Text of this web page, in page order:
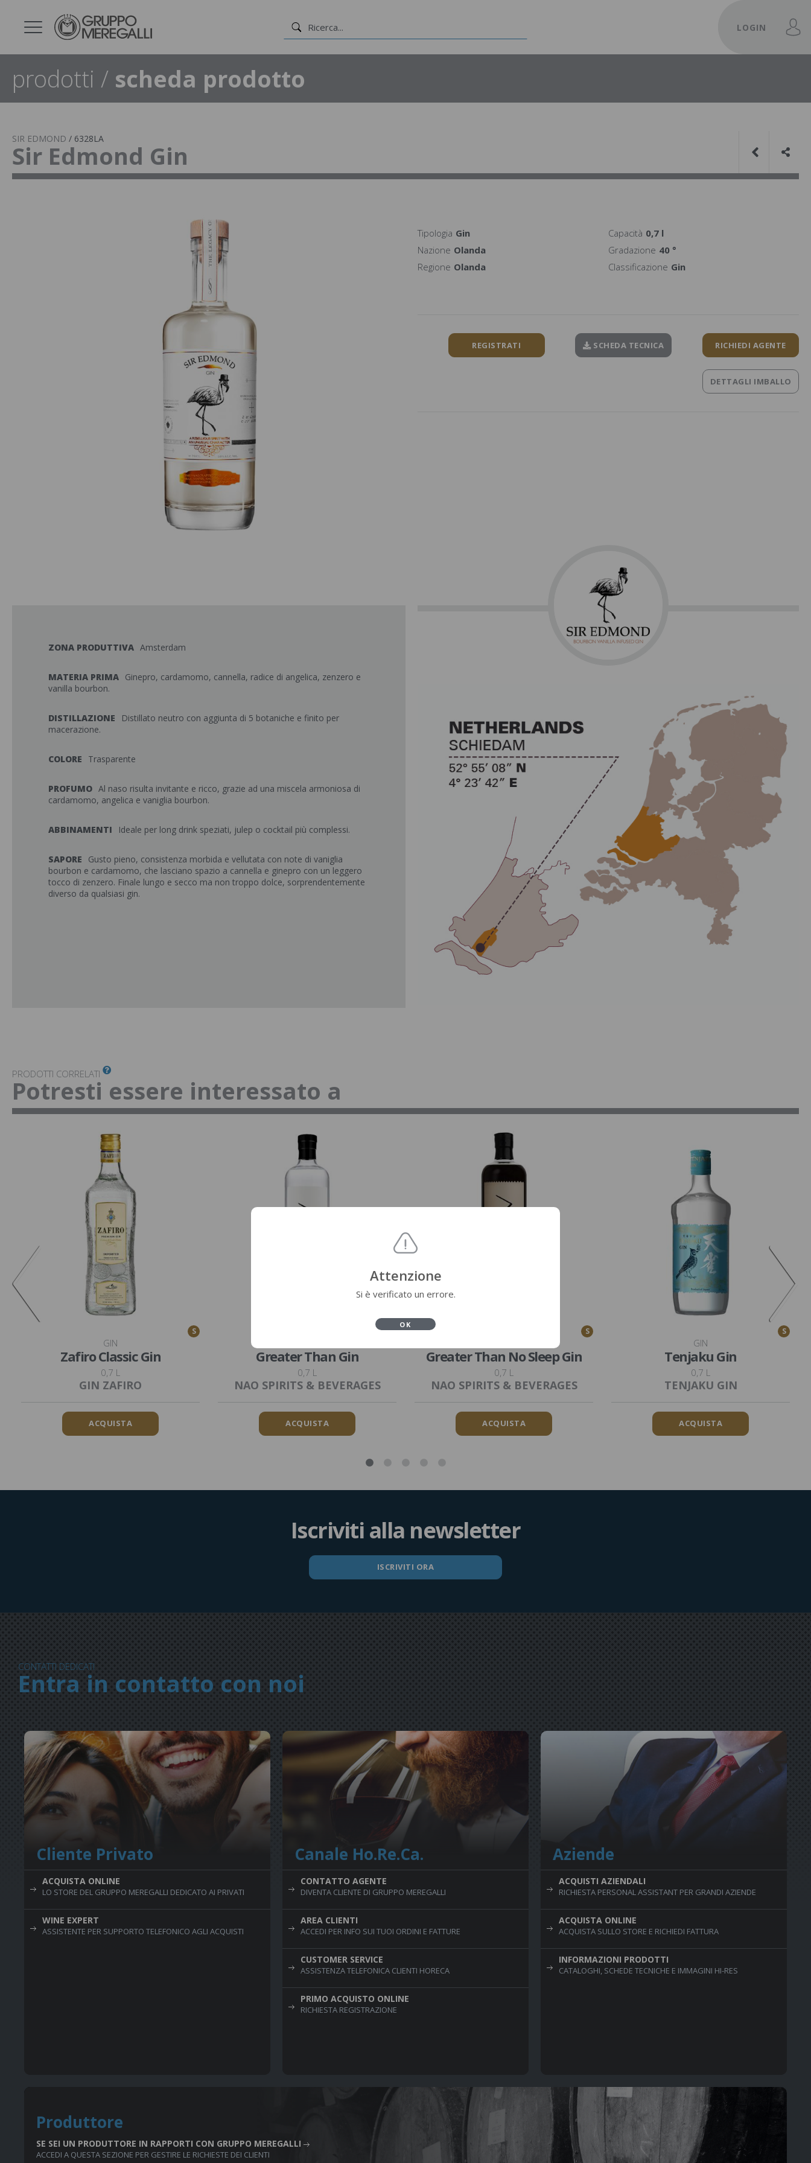
LOGIN
prodotti / scheda prodotto
SIR EDMOND / 6328LA
Sir Edmond Gin
Tipologia Gin Capacità 0,7 l
Nazione Olanda Gradazione 40 °
Regione Olanda Classificazione Gin
REGISTRATI SCHEDA TECNICA RICHIEDI AGENTE
DETTAGLI IMBALLO
ZONA PRODUTTIVA Amsterdam
MATERIA PRIMA Ginepro, cardamomo, cannella, radice di angelica, zenzero e
vanilla bourbon.
DISTILLAZIONE
Distillato neutro con aggiunta di 5 botaniche e finito per
macerazione.
COLORE Trasparente
PROFUMO Al naso risulta invitante e ricco, grazie ad una miscela armoniosa di
cardamomo, angelica e vaniglia bourbon.
ABBINAMENTI Ideale per long drink speziati, julep o cocktail più complessi.
SAPORE
Gusto pieno, consistenza morbida e vellutata con note di vaniglia
bourbon e cardamomo, che lasciano spazio a cannella e ginepro con un leggero
tocco di zenzero. Finale lungo e secco ma non troppo dolce, sorprendentemente
diverso da qualsiasi gin.
PRODOTTI CORRELATI
Potresti essere interessato a
S
GIN
Zafiro Classic Gin
0,7 L
GIN ZAFIRO
ACQUISTA
S
Greater Than Gin
0,7 L
NAO SPIRITS & BEVERAGES
ACQUISTA
S
Greater Than No Sleep Gin
0,7 L
NAO SPIRITS & BEVERAGES
ACQUISTA
S
GIN
Tenjaku Gin
0,7 L
TENJAKU GIN
ACQUISTA
Iscriviti alla newsletter
ISCRIVITI ORA
CONTATTI DEDICATI
Entra in contatto con noi
Cliente Privato
ACQUISTA ONLINE
LO STORE DEL GRUPPO MEREGALLI DEDICATO AI PRIVATI
WINE EXPERT
ASSISTENTE PER SUPPORTO TELEFONICO AGLI ACQUISTI
Canale Ho.Re.Ca.
CONTATTO AGENTE
DIVENTA CLIENTE DI GRUPPO MEREGALLI
AREA CLIENTI
ACCEDI PER INFO SUI TUOI ORDINI E FATTURE
CUSTOMER SERVICE
ASSISTENZA TELEFONICA CLIENTI HORECA
PRIMO ACQUISTO ONLINE
RICHIESTA REGISTRAZIONE
Aziende
ACQUISTI AZIENDALI
RICHIESTA PERSONAL ASSISTANT PER GRANDI AZIENDE
ACQUISTA ONLINE
ACQUISTA SULLO STORE E RICHIEDI FATTURA
INFORMAZIONI PRODOTTI
CATALOGHI, SCHEDE TECNICHE E IMMAGINI HI-RES
Produttore
SE SEI UN PRODUTTORE IN RAPPORTI CON GRUPPO MEREGALLI
ACCEDI A QUESTA SEZIONE PER GESTIRE LE RICHIESTE DEI CLIENTI
Attenzione
Si è verificato un errore.
OK